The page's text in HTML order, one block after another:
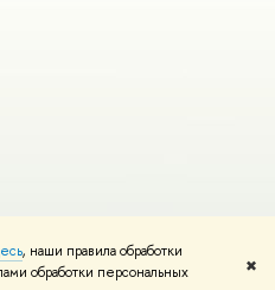
, наши правила обработки
обработки персональных
✖
Редактору